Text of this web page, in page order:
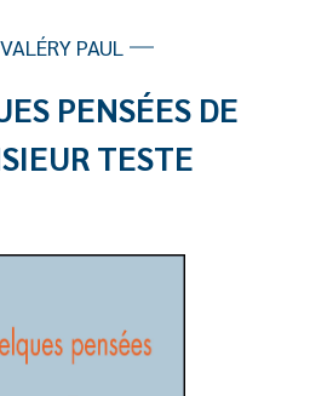
VALÉRY PAUL
PENSÉES DE
TESTE